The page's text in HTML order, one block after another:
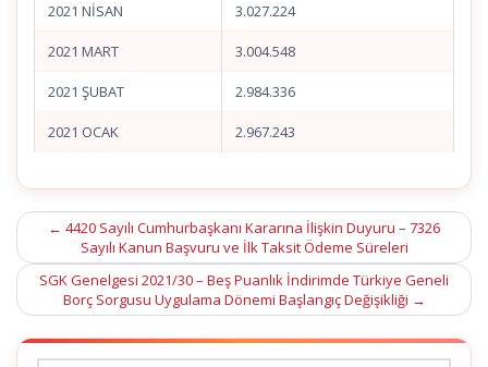
2021 NİSAN 3.027.224
2021 MART 3.004.548
2021 ŞUBAT 2.984.336
2021 OCAK 2.967.243
Post
navigation
← 4420 Sayılı Cumhurbaşkanı Kararına İlişkin Duyuru – 7326
Sayılı Kanun Başvuru ve İlk Taksit Ödeme Süreleri
SGK Genelgesi 2021/30 – Beş Puanlık İndirimde Türkiye Geneli
Borç Sorgusu Uygulama Dönemi Başlangıç Değişikliği →